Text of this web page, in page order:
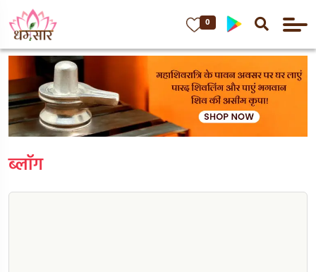
0
ब्लॉग